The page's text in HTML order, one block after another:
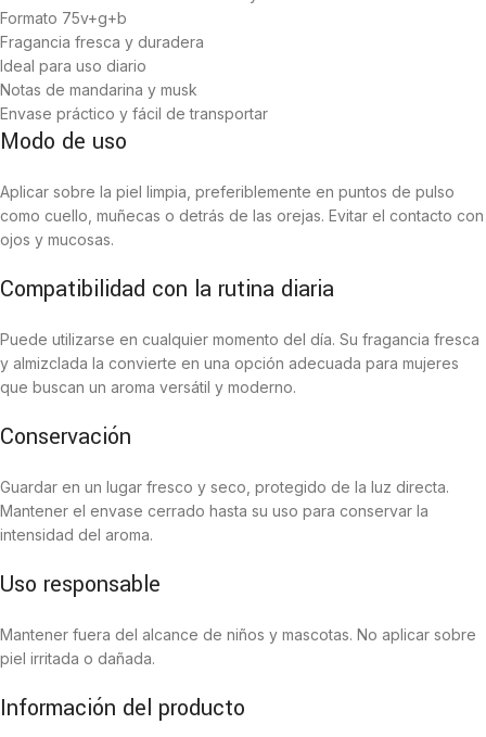
Formato 75v+g+b
Fragancia fresca y duradera
Ideal para uso diario
Notas de mandarina y musk
Envase práctico y fácil de transportar
Modo de uso
Aplicar sobre la piel limpia, preferiblemente en puntos de pulso
como cuello, muñecas o detrás de las orejas. Evitar el contacto con
ojos y mucosas.
Compatibilidad con la rutina diaria
Puede utilizarse en cualquier momento del día. Su fragancia fresca
y almizclada la convierte en una opción adecuada para mujeres
que buscan un aroma versátil y moderno.
Conservación
Guardar en un lugar fresco y seco, protegido de la luz directa.
Mantener el envase cerrado hasta su uso para conservar la
intensidad del aroma.
Uso responsable
Mantener fuera del alcance de niños y mascotas. No aplicar sobre
piel irritada o dañada.
Información del producto